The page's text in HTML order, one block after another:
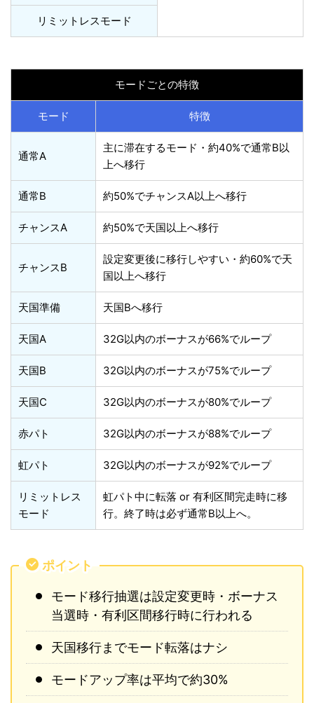
リミットレスモード
モードごとの特徴
モード 特徴
通常A
主に滞在するモード・約40%で通常B以
上へ移行
通常B 約50%でチャンスA以上へ移行
チャンスA 約50%で天国以上へ移行
チャンスB
設定変更後に移行しやすい・約60%で天
国以上へ移行
天国準備 天国Bへ移行
天国A 32G以内のボーナスが66%でループ
天国B 32G以内のボーナスが75%でループ
天国C 32G以内のボーナスが80%でループ
赤パト 32G以内のボーナスが88%でループ
虹パト 32G以内のボーナスが92%でループ
リミットレス
モード
虹パト中に転落 or 有利区間完走時に移
行。終了時は必ず通常B以上へ。
ポイント
モード移行抽選は設定変更時・ボーナス
当選時・有利区間移行時に行われる
天国移行までモード転落はナシ
モードアップ率は平均で約30%